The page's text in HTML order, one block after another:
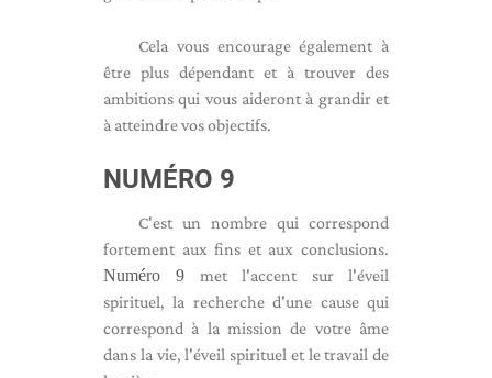
Cela vous encourage également à
être plus dépendant et à trouver des
ambitions qui vous aideront à grandir et
à atteindre vos objectifs.
NUMÉRO 9
C'est un nombre qui correspond
fortement aux fins et aux conclusions.
Numéro 9 met l'accent sur l'éveil
spirituel, la recherche d'une cause qui
correspond à la mission de votre âme
dans la vie, l'éveil spirituel et le travail de